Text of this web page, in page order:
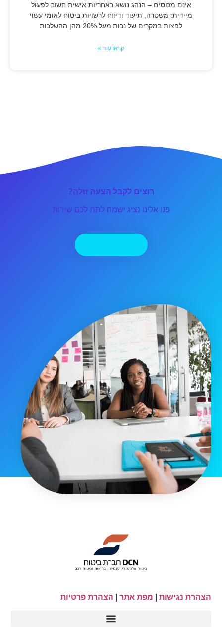
אינם מכוסים – הנהג נושא באחריות אישית חשוב לפעול
מיידית: משטרה, תיעוד ודיווח לרשויות ביטוח לאומי עשוי
לפצות במקרים של נכות מעל 20% מהן ההשלכות
קראו עוד »
רוצים לקבל הצעה זולה?
פנו אלינו נציג ישמח לתת לכם שירות
הצהרת נגישות| מפת אתר| הצהרת פרטיות